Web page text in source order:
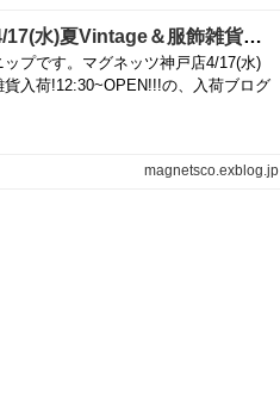
マグネッツ神戸店 4/17(水)夏Vintage＆服飾雑貨入荷! #3 Vintage Printed T-Shirt!!! | magnets vintage clothing コダワリがある大人の為に。
プです。マグネッツ神戸店4/17(水)
入荷!12:30~OPEN!!!の、入荷ブログ
magnetsco.exblog.jp